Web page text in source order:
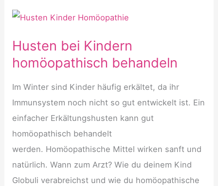
homöopathisch
Husten bei Kindern
homöopathisch behandeln
Im Winter sind Kinder häufig erkältet, da ihr
Immunsystem noch nicht so gut entwickelt ist. Ein
einfacher Erkältungshusten kann gut
homöopathisch behandelt
werden. Homöopathische Mittel wirken sanft und
natürlich. Wann zum Arzt? Wie du deinem Kind
Globuli verabreichst und wie du homöopathische